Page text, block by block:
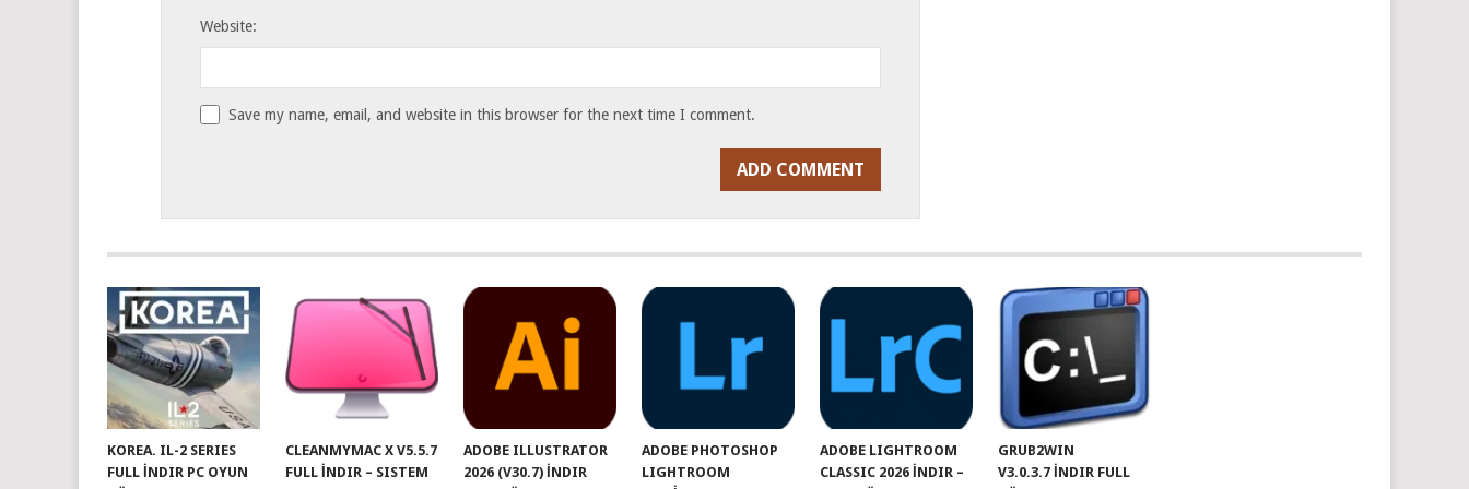
Website:
Save my name, email, and website in this browser for the next time I comment.
KOREA. IL-2 SERIES
FULL İNDIR PC OYUN
CLEANMYMAC X V5.5.7
FULL İNDIR – SISTEM
ADOBE ILLUSTRATOR
2026 (V30.7) İNDIR
ADOBE PHOTOSHOP
LIGHTROOM
ADOBE LIGHTROOM
CLASSIC 2026 İNDIR –
GRUB2WIN
V3.0.3.7 İNDIR FULL